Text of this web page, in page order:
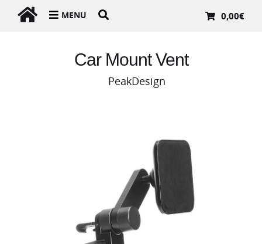
MENU 0,00€
Car Mount Vent
PeakDesign